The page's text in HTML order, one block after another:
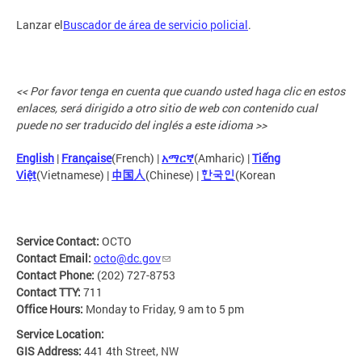
Lanzar elBuscador de área de servicio policial.
<< Por favor tenga en cuenta que cuando usted haga clic en estos
enlaces, será dirigido a otro sitio de web con contenido cual
puede no ser traducido del inglés a este idioma >>
English | Française(French) |አማርኛ(Amharic) |Tiếng
Việt(Vietnamese) | 中国人(Chinese) |한국인(Korean
Service Contact: OCTO
Contact Email: octo@dc.gov
Contact Phone: (202) 727-8753
Contact TTY: 711
Office Hours: Monday to Friday, 9 am to 5 pm
Service Location:
GIS Address: 441 4th Street, NW